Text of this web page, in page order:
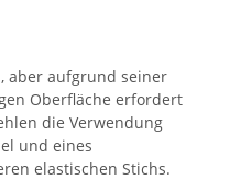
aber aufgrund seiner
Oberfläche erfordert
die Verwendung
und eines
elastischen Stichs.